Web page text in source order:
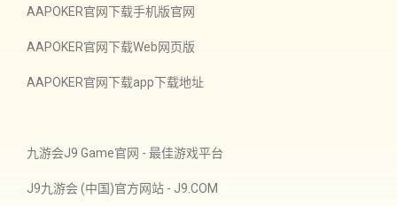
AAPOKER官网下载手机版官网
AAPOKER官网下载Web网页版
AAPOKER官网下载app下载地址
九游会J9 Game官网 - 最佳游戏平台
J9九游会 (中国)官方网站 - J9.COM